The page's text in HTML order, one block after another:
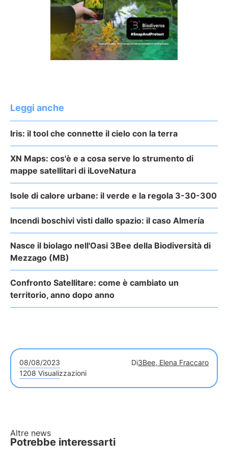
Leggi anche
Iris: il tool che connette il cielo con la terra
XN Maps: cos'è e a cosa serve lo strumento di
mappe satellitari di iLoveNatura
Isole di calore urbane: il verde e la regola 3-30-300
Incendi boschivi visti dallo spazio: il caso Almería
Nasce il biolago nell'Oasi 3Bee della Biodiversità di
Mezzago (MB)
Confronto Satellitare: come è cambiato un
territorio, anno dopo anno
08/08/2023 Di3Bee, Elena Fraccaro
1208 Visualizzazioni
Altre news
Potrebbe interessarti